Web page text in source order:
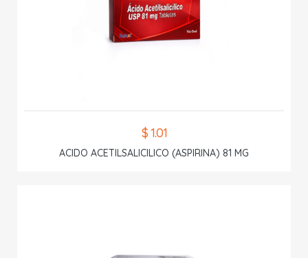
$ 1.01
ACIDO ACETILSALICILICO (ASPIRINA) 81 MG